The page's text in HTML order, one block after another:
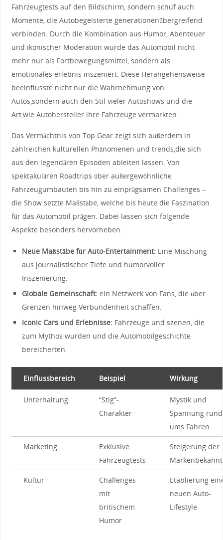
Fahrzeugtests auf den Bildschirm, sondern ⁤schuf⁣ auch
Momente, die Autobegeisterte generationenübergreifend
verbinden. Durch die Kombination ‌aus Humor, Abenteuer
und ikonischer Moderation ⁤wurde das Automobil nicht
mehr nur als Fortbewegungsmittel, sondern als
emotionales‌ erlebnis inszeniert. Diese Herangehensweise
beeinflusste nicht ⁣nur die Wahrnehmung von
Autos,sondern auch‍ den ⁣Stil vieler ⁣Autoshows und die
Art,wie ‌Autohersteller⁣ ihre Fahrzeuge vermarkten.
Das Vermächtnis von Top Gear zeigt ⁤sich ‌außerdem in
zahlreichen kulturellen Phänomenen und‍ trends,die sich
aus den legendären ​Episoden‌ ableiten lassen. Von
‍spektakulären Roadtrips über außergewöhnliche
Fahrzeugumbauten ⁣bis‌ hin zu einprägsamen Challenges​ –
die Show setzte Maßstäbe, welche bis heute die ‍Faszination
für das Automobil prägen. Dabei lassen sich folgende
Aspekte‌ besonders‌ hervorheben:
Neue Maßstäbe für Auto-Entertainment: Eine Mischung
aus ‍journalistischer Tiefe⁢ und humorvoller
Inszenierung.
Globale Gemeinschaft: ‍ein ⁢Netzwerk von‌ Fans, ⁤die über​
Grenzen hinweg Verbundenheit schaffen.
Iconic Cars und Erlebnisse: Fahrzeuge ⁣und⁤ szenen, die​
zum Mythos wurden und die ⁢Automobilgeschichte
bereicherten.
Einflussbereich Beispiel Wirkung
Unterhaltung
“Stig”-
Charakter
Mystik ​und
Spannung rund
ums Fahren
Marketing
Exklusive
Fahrzeugtests
Steigerung der⁢
Kultur
Challenges​
mit
britischem
Humor
Etablierung
neuen⁢ Auto-
Lifestyle